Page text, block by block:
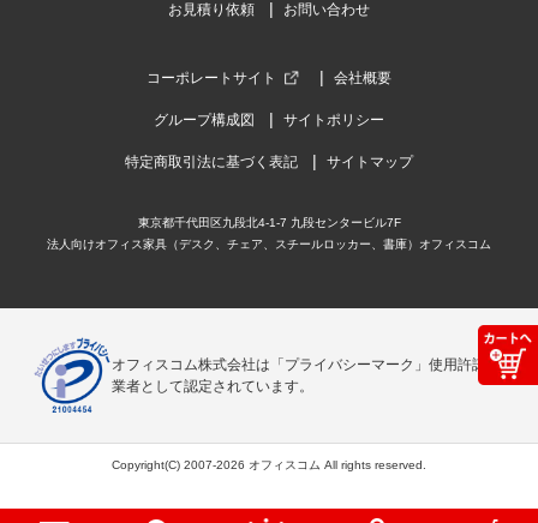
お見積り依頼 お問い合わせ
コーポレートサイト 会社概要
グループ構成図 サイトポリシー
特定商取引法に基づく表記 サイトマップ
東京都千代田区九段北4-1-7 九段センタービル7F
法人向けオフィス家具（デスク、チェア、スチールロッカー、書庫）オフィスコム
オフィスコム株式会社は「プライバシーマーク」使用許諾事
業者として認定されています。
Copyright(C) 2007-2026 オフィスコム All rights reserved.